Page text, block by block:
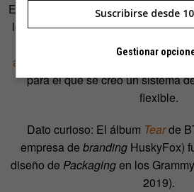
El
es una herramienta
los diseñadores transforman los
en diseños con una identidad de
anuario de NewJeans
(2022-23,
para el que se creó un sistema
flexible.
Dato curioso: El álbum Tearde
empresa de branding HuskyFox)
diseño de Packagingen los
2019).
Suscribirse desde
Gestionar